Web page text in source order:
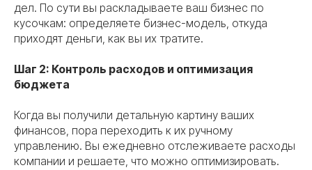
дел. По сути вы раскладываете ваш бизнес по
кусочкам: определяете бизнес-модель, откуда
приходят деньги, как вы их тратите.
Шаг 2: Контроль расходов и оптимизация
бюджета
Когда вы получили детальную картину ваших
финансов, пора переходить к их ручному
управлению. Вы ежедневно отслеживаете расходы
компании и решаете, что можно оптимизировать.